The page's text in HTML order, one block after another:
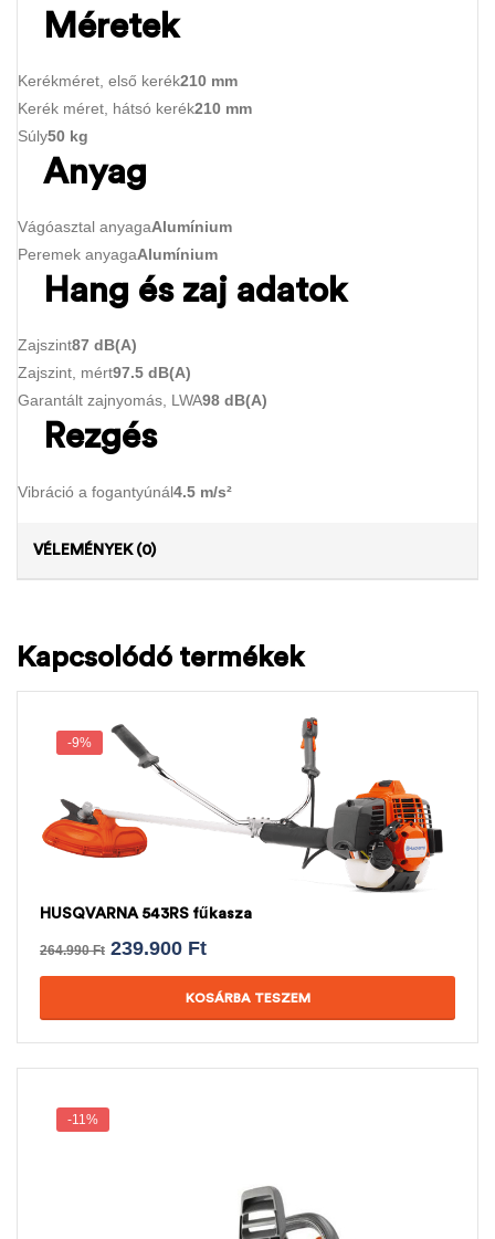
Méretek
Kerékméret, első kerék210 mm
Kerék méret, hátsó kerék210 mm
Súly50 kg
Anyag
Vágóasztal anyagaAlumínium
Peremek anyagaAlumínium
Hang és zaj adatok
Zajszint87 dB(A)
Zajszint, mért97.5 dB(A)
Garantált zajnyomás, LWA98 dB(A)
Rezgés
Vibráció a fogantyúnál4.5 m/s²
VÉLEMÉNYEK (0)
Kapcsolódó termékek
-9%
HUSQVARNA 543RS fűkasza
264.990Ft 239.900 Ft
KOSÁRBA TESZEM
-11%